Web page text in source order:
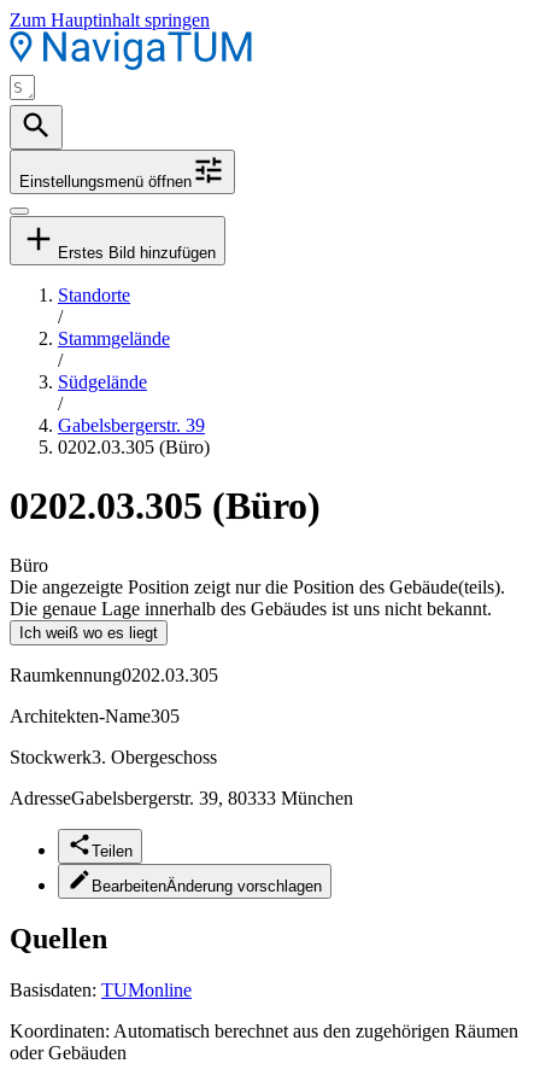
Zum Hauptinhalt springen
Einstellungsmenü öffnen
Erstes Bild hinzufügen
Standorte
/
Stammgelände
/
Südgelände
/
Gabelsbergerstr. 39
0202.03.305 (Büro)
0202.03.305 (Büro)
Büro
Die angezeigte Position zeigt nur die Position des Gebäude(teils).
Die genaue Lage innerhalb des Gebäudes ist uns nicht bekannt.
Ich weiß wo es liegt
Raumkennung0202.03.305
Architekten-Name305
Stockwerk3. Obergeschoss
AdresseGabelsbergerstr. 39, 80333 München
Teilen
BearbeitenÄnderung vorschlagen
Quellen
Basisdaten: TUMonline
Koordinaten: Automatisch berechnet aus den zugehörigen Räumen
oder Gebäuden